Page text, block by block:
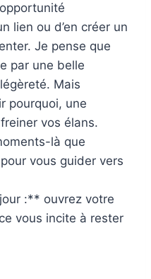
lien ou d’en créer un
Je pense que
par une belle
Mais
pourquoi, une
vos élans.
là que
vous guider vers
:** ouvrez votre
vous incite à rester